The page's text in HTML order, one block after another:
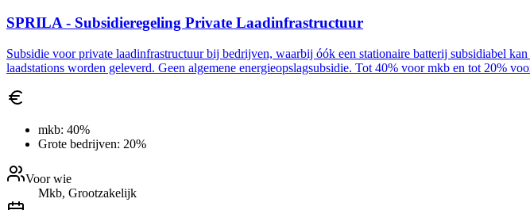
SPRILA - Subsidieregeling Private Laadinfrastructuur
Subsidie voor private laadinfrastructuur bij bedrijven, waarbij óók een stationaire batterij subsidiabel
laadstations worden geleverd. Geen algemene energieopslagsubsidie. Tot 40% voor mkb en tot 20%
mkb: 40%
Grote bedrijven: 20%
Voor wie
Mkb, Grootzakelijk